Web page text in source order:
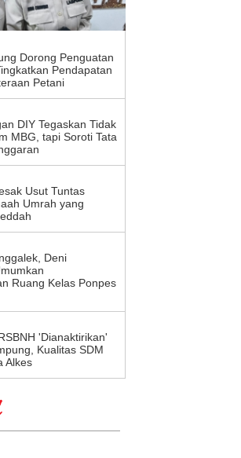
Muhamad Bertarung di
Penjaringan Bacawalkot
Bekasi, PDI Perjuangan: Tak
Dorong Penguatan
Pendapatan
Petani
DIY Tegaskan Tidak
MBG, tapi Soroti Tata
Usut Tuntas
Umrah yang
Deni
Ruang Kelas Ponpes
'Dianaktirikan'
Kualitas SDM
Alkes